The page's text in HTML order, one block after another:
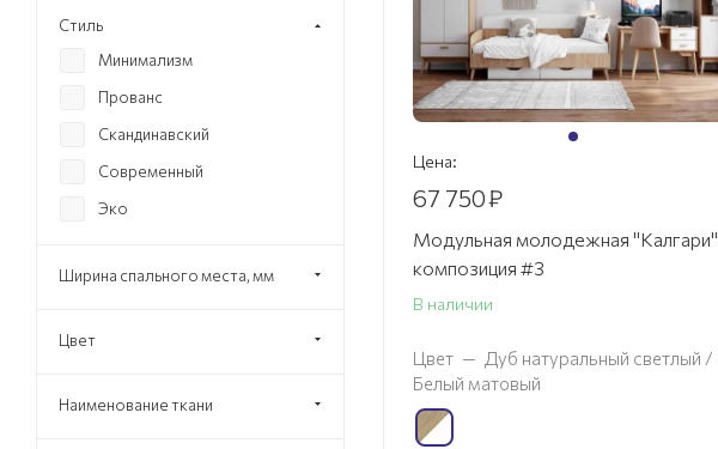
Цена:
67 750₽
Модульная молодежная "Калгари"
композиция #3
В наличии
Цвет — Дуб натуральный светлый /
Белый матовый
Стиль
Минимализм
Прованс
Скандинавский
Современный
Эко
Ширина спального места, мм
Цвет
Наименование ткани